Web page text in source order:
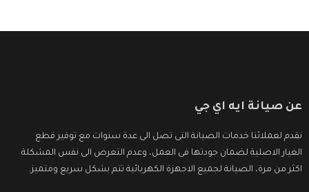
عن صيانة ايه اي جي
نقدم لعملائنا خدمات الصيانة التى تصل الى عدة سنوات مع توفير قطع
الغيار الاصلية لضمان جودتها فى العمل، وعدم التعرض الى نفس المشكلة
اكثر من مرة، الصيانة لجميع الاجهزة الكهربائية تتم بشكل سريع ومتميز.